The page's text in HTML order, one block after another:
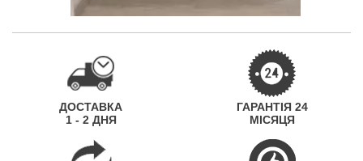
ДОСТАВКА
1 - 2 ДНЯ
ГАРАНТІЯ 24
МІСЯЦЯ